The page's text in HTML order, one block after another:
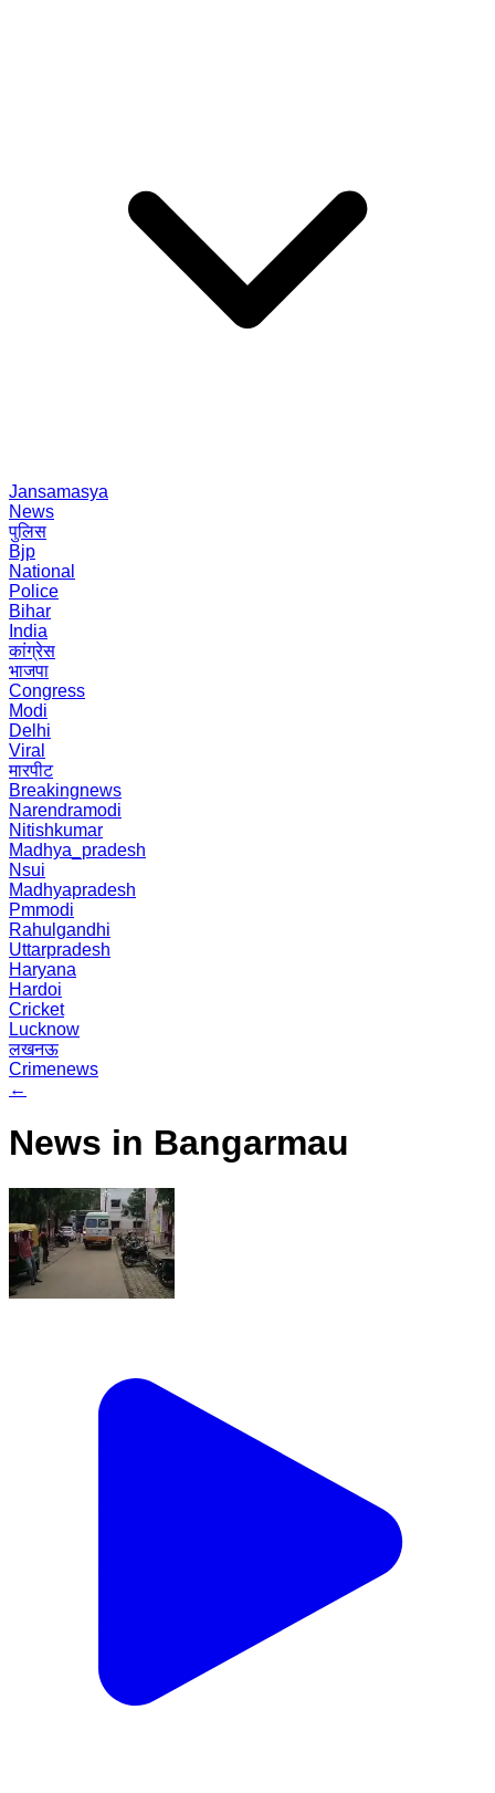
Jansamasya
News
पुलिस
Bjp
National
Police
Bihar
India
कांग्रेस
भाजपा
Congress
Modi
Delhi
Viral
मारपीट
Breakingnews
Narendramodi
Nitishkumar
Madhya_pradesh
Nsui
Madhyapradesh
Pmmodi
Rahulgandhi
Uttarpradesh
Haryana
Hardoi
Cricket
Lucknow
लखनऊ
Crimenews
←
News in Bangarmau